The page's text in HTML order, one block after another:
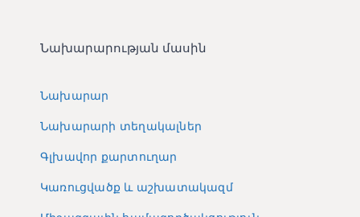
Նախարարության մասին
Նախարար
Նախարարի տեղակալներ
Գլխավոր քարտուղար
Կառուցվածք և աշխատակազմ